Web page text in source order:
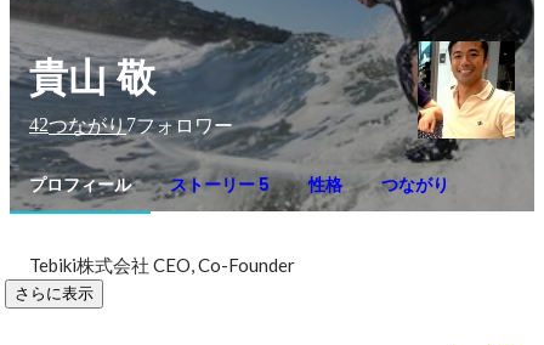
貴山 敬
42つながり7フォロワー
プロフィール ストーリー 5 性格 つながり
Tebiki株式会社 CEO, Co-Founder
さらに表示